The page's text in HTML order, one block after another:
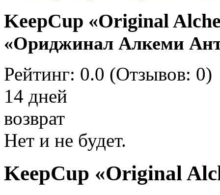
KeepCup «Original
«Ориджинал Алкеми
Рейтинг: 0.0 (Отзывов: 0)
14 дней
возврат
Нет и не будет.
KeepCup «Original